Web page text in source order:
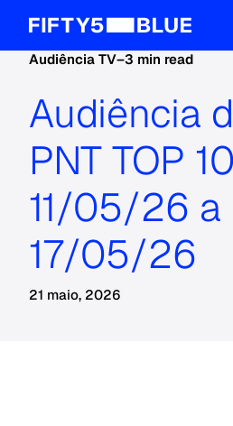
Audiência TV–3 min read
Audiência
PNT TOP
11/05/26 a
17/05/26
21 maio, 2026